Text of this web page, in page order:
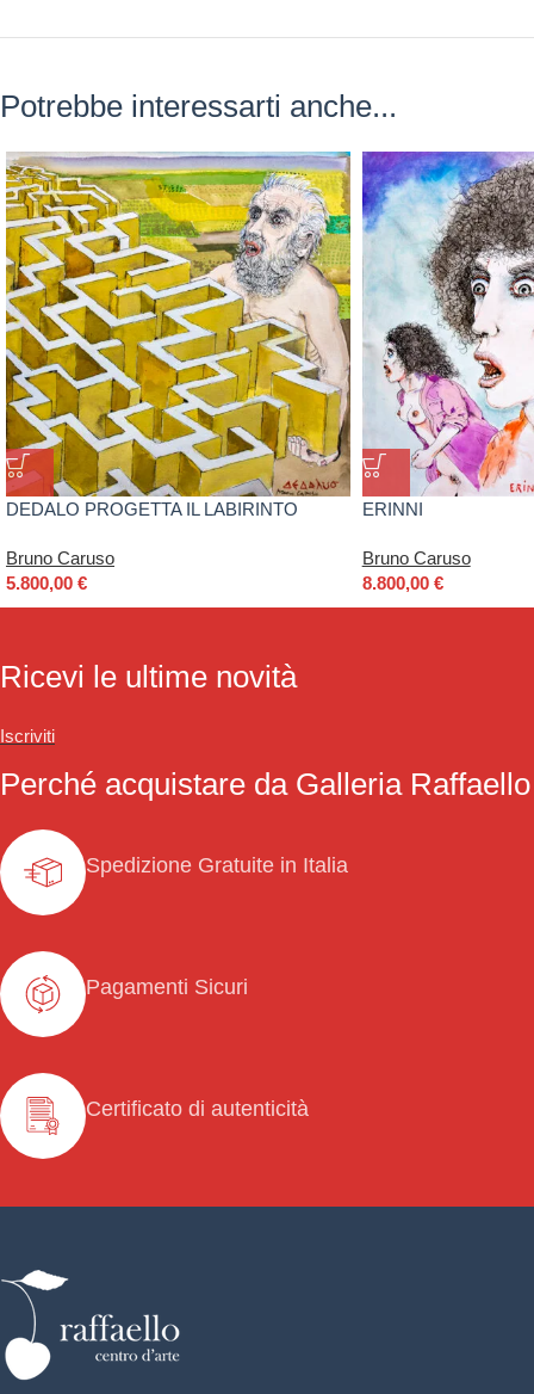
Potrebbe interessarti anche...
DEDALO PROGETTA IL LABIRINTO
Bruno Caruso
5.800,00 €
ERINNI
Bruno Caruso
8.800,00 €
Ricevi le ultime novità
Iscriviti
Perché acquistare da Galleria Raffaello
Spedizione Gratuite in Italia
Pagamenti Sicuri
Certificato di autenticità